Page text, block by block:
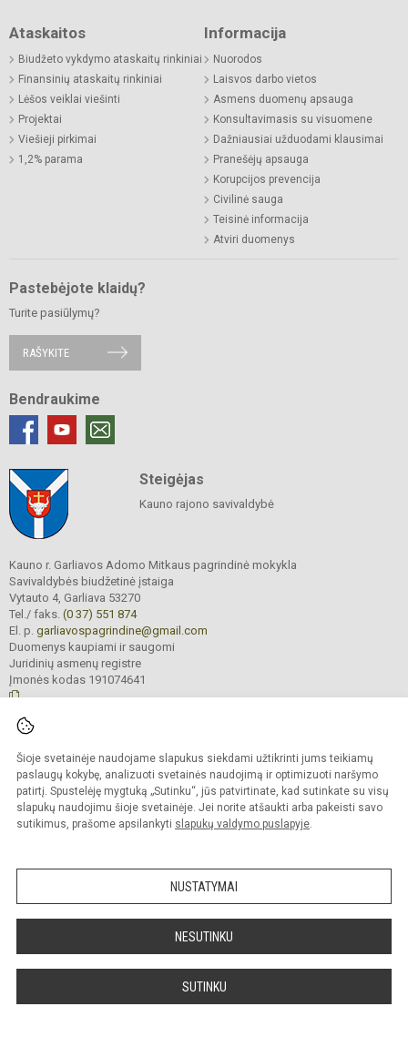
Šioje svetainėje naudojame slapukus siekdami užtikrinti jums teikiamų
paslaugų kokybę, analizuoti svetainės naudojimą ir optimizuoti naršymo
patirtį. Spustelėję mygtuką „Sutinku“, jūs patvirtinate, kad sutinkate su visų
slapukų naudojimu šioje svetainėje. Jei norite atšaukti arba pakeisti savo
sutikimus, prašome apsilankyti slapukų valdymo puslapyje.
NUSTATYMAI
NESUTINKU
SUTINKU
Ataskaitos
Biudžeto vykdymo ataskaitų rinkiniai
Finansinių ataskaitų rinkiniai
Lėšos veiklai viešinti
Projektai
Viešieji pirkimai
1,2% parama
Informacija
Nuorodos
Laisvos darbo vietos
Asmens duomenų apsauga
Konsultavimasis su visuomene
Dažniausiai užduodami klausimai
Pranešėjų apsauga
Korupcijos prevencija
Civilinė sauga
Teisinė informacija
Atviri duomenys
Pastebėjote klaidų?
Turite pasiūlymų?
RAŠYKITE
Bendraukime
Steigėjas
Kauno rajono savivaldybė
Kauno r. Garliavos Adomo Mitkaus pagrindinė mokykla
Savivaldybės biudžetinė įstaiga
Vytauto 4, Garliava 53270
Tel./ faks. (0 37) 551 874
El. p. garliavospagrindine@gmail.com
Duomenys kaupiami ir saugomi
Juridinių asmenų registre
Įmonės kodas 191074641
saugomos.
Kopijuoti turinį be raštiško įstaigos administracijos sutikimo griežtai draudžiama
Prieinamumo paraiška Slapukų valdymas
Sumanus būdas atnaujinti